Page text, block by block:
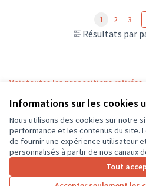
Informations sur les cookies
Nous utilisons des cookies sur notre
performance et les contenus du site.
de fournir une expérience utilisateur
personnalisés à partir de nos canaux
Tout
Résultats par
1 2 3
Voir toutes les propositions retirées
Conditions d'utilisation
Paramètres des cookies
CD37 sur X
(Lien externe)
CD37 sur Facebook
CD37 sur Instagram
CD37 sur YouTube
(Lien externe)